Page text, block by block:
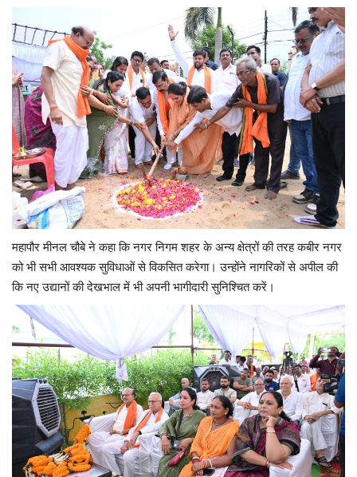
महापौर मीनल चौबे ने कहा कि नगर निगम शहर के अन्य क्षेत्रों की तरह कबीर नगर
को भी सभी आवश्यक सुविधाओं से विकसित करेगा। उन्होंने नागरिकों से अपील की
कि नए उद्यानों की देखभाल में भी अपनी भागीदारी सुनिश्चित करें।